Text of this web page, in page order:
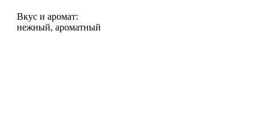
Вкус и аромат:
нежный, ароматный